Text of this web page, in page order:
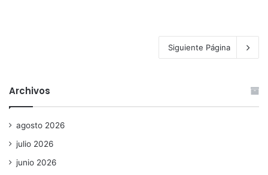
Siguiente Página
Archivos
agosto 2026
julio 2026
junio 2026